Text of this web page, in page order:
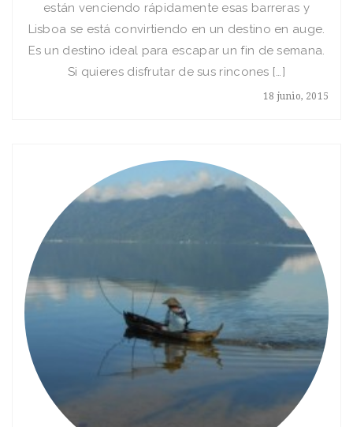
18 junio, 2015
están venciendo rápidamente esas barreras y
Lisboa se está convirtiendo en un destino en auge.
Es un destino ideal para escapar un fin de semana.
Si quieres disfrutar de sus rincones […]